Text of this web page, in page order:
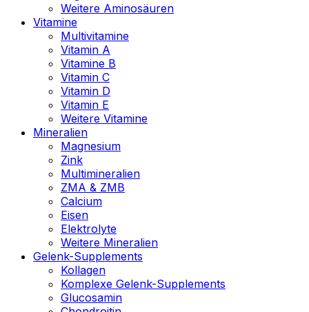
Weitere Aminosäuren
Vitamine
Multivitamine
Vitamin A
Vitamine B
Vitamin C
Vitamin D
Vitamin E
Weitere Vitamine
Mineralien
Magnesium
Zink
Multimineralien
ZMA & ZMB
Calcium
Eisen
Elektrolyte
Weitere Mineralien
Gelenk-Supplements
Kollagen
Komplexe Gelenk-Supplements
Glucosamin